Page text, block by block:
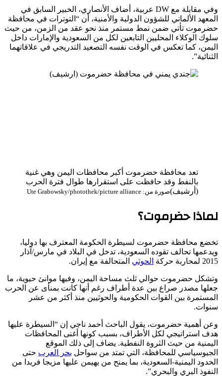
وفي مقابلة مع DW عربية، أضاف الأنصاري، الخبير السابق في
المعهد الألماني للشؤون الدولية والأمنية، أن “التوترات في محافظة
حضرموت تأتي ضمن نمط مستمر منذ نحو عقد من الزمن، من حيث
سلوك الوكلاء المحليين التابعين لكل من السعودية والإمارات داخل
اليمن، كما تعكس في الوقت نفسه التصعيد التدريجي في علاقاتهما
الثنائية”.
تعد محافظة حضرموت أكبر محافظات اليمن وهي غنية
بالنفط وقد حافظت على استقرارها طوال فترة الحرب
(أرشيف)صورة من: Ute Grabowsky/photothek/picture alliance
لماذا حضرموت؟
تخضع محافظة حضرموت لسيطرة الحكومة المعترف بها دوليا،
ويدعمها تحالف تقوده السعودية، تدخل في البلاد في مارس/آذار
2015 لمحاربة حركة
الحوثي المتحالفة مع إيران.
وتشكل حضرموت حوالي ثلث مساحة اليمن، وفيها موانئ حيوية، ما
جعلها مصدر صراع بين عدة أطراف رغم أنها كانت بمنأى عن الحرب
المستمرة بين القوات الحكومية والحوثيين منذ أكثر من عشر
سنوات.
وعن أهمية حضرموت، يقول الباحث أحمد ناجي إن “السيطرة عليها
هدف استراتيجي لكل الأطراف، بسبب كونها أغنى المحافظات
اليمنية من حيث الثروة النفطية. يضاف إلى ذلك الموقع
الجيوسياسي للمحافظة، التي تمتد من سواحل بحر العرب حتى
الحدود اليمنية-السعودية، بما يمنح من يهيمن عليها مزيجا فريدا من
النفوذ البري والبحري”.